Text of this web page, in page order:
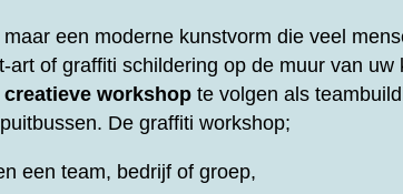
een moderne kunstvorm die veel
of graffiti schildering op de muur van uw
creatieve workshop te volgen als
De graffiti workshop;
een team, bedrijf of groep,